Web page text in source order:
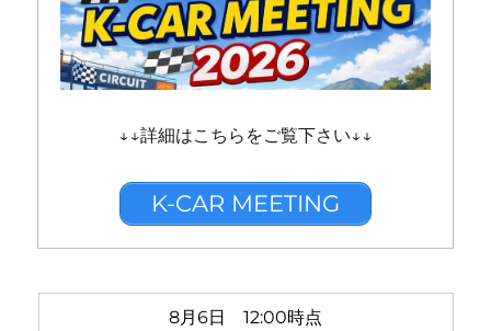
↓↓詳細はこちらをご覧下さい↓↓
K-CAR MEETING
8月6日 12:00時点